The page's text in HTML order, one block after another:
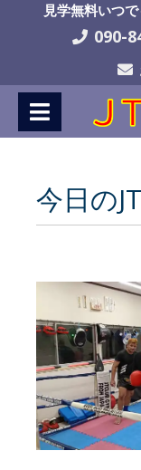
見学無料いつ
090-
今日の